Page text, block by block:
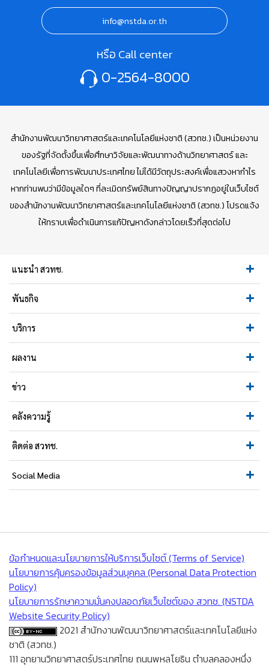
info@nstda.or.th
หรือ Call center
0-2564-8000
สำนักงานพัฒนาวิทยาศาสตร์และเทคโนโลยีแห่งชาติ (สวทช.) เป็นหน่วยงาน
ของรัฐที่จัดตั้งขึ้นเพื่อศึกษาวิจัยและพัฒนาทางด้านวิทยาศาสตร์ และ
เทคโนโลยีเพื่อการพัฒนาประเทศไทย ไม่ได้มีวัตถุประสงค์เพื่อแสวงหากำไร
หากท่านพบว่ามีข้อมูลใดๆ ที่ละเมิดทรัพย์สินทางปัญญาปรากฏอยู่ในเว็บไซต์
ของสำนักงานพัฒนาวิทยาศาสตร์และเทคโนโลยีแห่งชาติ (สวทช.) โปรดแจ้ง
ให้ทราบเพื่อดำเนินการแก้ปัญหาดังกล่าวโดยเร็วที่สุดต่อไป
แนะนำ สวทช.
พันธกิจ
บริการ
ผลงาน
ข่าว
คลังความรู้
ติดต่อ สวทช.
Social Media
ข้อกำหนดและนโยบายการให้บริการเว็บไซต์ (Terms of Service)
นโยบายการคุ้มครองข้อมูลส่วนบุคคล (Personal Data Protection
Policy)
นโยบายการรักษาความมั่นคงปลอดภัยเว็บไซต์ของ สวทช. (NSTDA
Website Security Policy)
2021 สำนักงานพัฒนาวิทยาศาสตร์และเทคโนโลยีแห่ง
ชาติ (สวทช.)
111 อุทยานวิทยาศาสตร์ประเทศไทย ถนนพหลโยธิน ตำบลคลองหนึ่ง